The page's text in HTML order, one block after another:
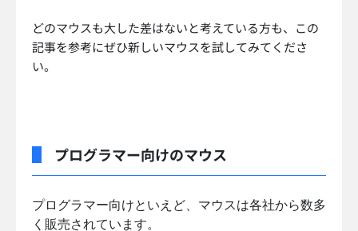
どのマウスも大した差はないと考えている方も、この
記事を参考にぜひ新しいマウスを試してみてくださ
い。
プログラマー向けのマウス
プログラマー向けといえど、マウスは各社から数多
く販売されています。